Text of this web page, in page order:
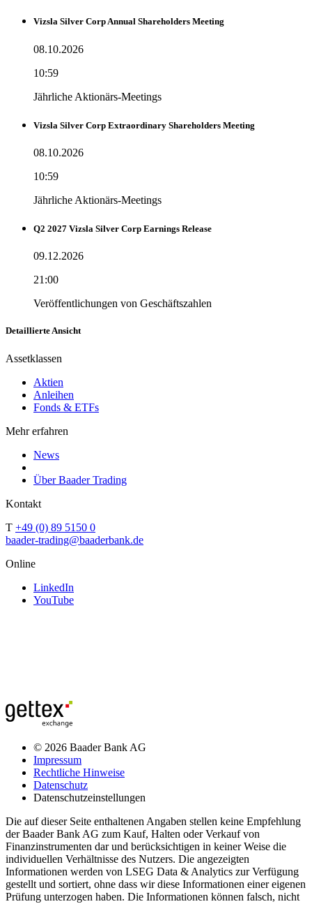
Vizsla Silver Corp Annual Shareholders Meeting
08.10.2026
10:59
Jährliche Aktionärs-Meetings
Vizsla Silver Corp Extraordinary Shareholders Meeting
08.10.2026
10:59
Jährliche Aktionärs-Meetings
Q2 2027 Vizsla Silver Corp Earnings Release
09.12.2026
21:00
Veröffentlichungen von Geschäftszahlen
Detaillierte Ansicht
Assetklassen
Aktien
Anleihen
Fonds & ETFs
Mehr erfahren
News
Über Baader Trading
Kontakt
T +49 (0) 89 5150 0
baader-trading@baaderbank.de
Online
LinkedIn
YouTube
© 2026 Baader Bank AG
Impressum
Rechtliche Hinweise
Datenschutz
Datenschutzeinstellungen
Die auf dieser Seite enthaltenen Angaben stellen keine Empfehlung
der Baader Bank AG zum Kauf, Halten oder Verkauf von
Finanzinstrumenten dar und berücksichtigen in keiner Weise die
individuellen Verhältnisse des Nutzers. Die angezeigten
Informationen werden von LSEG Data & Analytics zur Verfügung
gestellt und sortiert, ohne dass wir diese Informationen einer eigenen
Prüfung unterzogen haben. Die Informationen können falsch, nicht